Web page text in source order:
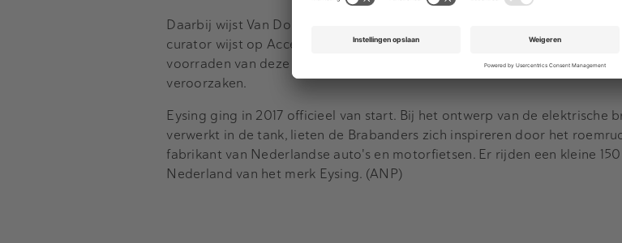
Daarbij wijst Van Dooren erop dat de markt voor elektrische fietsen
curator wijst op Accell Group, het bedrijf achter merken als Batavus en
voorraden van deze fietsen en fatbikes. De elektrische fietsen liggen
veroorzaken.
Eysing ging in 2017 officieel van start. Bij het ontwerp van de elektrische
verwerkt in de tank, lieten de Brabanders zich inspireren door het
fabrikant van Nederlandse auto's en motorfietsen. Er rijden een kleine
Nederland van het merk Eysing. (ANP)